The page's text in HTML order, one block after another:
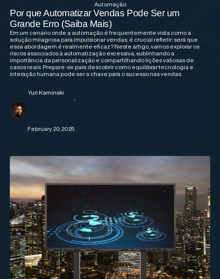
Automação
Por que Automatizar Vendas Pode Ser um
Grande Erro (Saiba Mais)
Em um cenário onde a automação é frequentemente vista como a
solução milagrosa para impulsionar vendas, é crucial refletir: será que
essa abordagem é realmente eficaz? Neste artigo, vamos explorar os
riscos associados à automatização excessiva, sublinhando a
importância da personalização e compartilhando lições valiosas de
casos reais. Prepare-se para descobrir como equilibrar tecnologia e
interação humana pode ser a chave para o sucesso nas vendas.
Yuri Kaminski
February 20, 2025
·